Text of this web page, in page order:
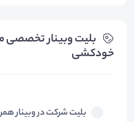
بلیت‌ وبینار تخصصی
خودکشی
بلیت شرکت در وبینار